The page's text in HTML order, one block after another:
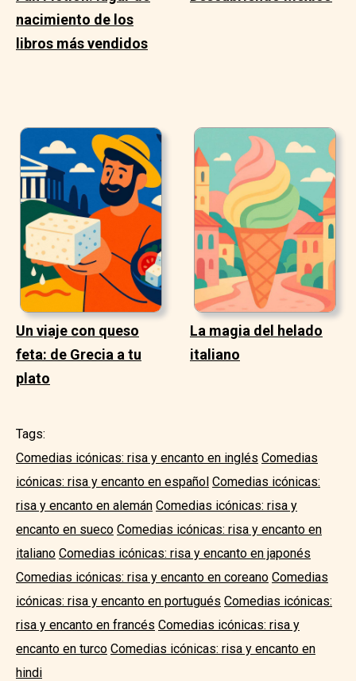
nacimiento de los
libros más vendidos
Un viaje con queso
feta: de Grecia a tu
plato
La magia del helado
italiano
Tags:
Comedias icónicas: risa y encanto en inglés Comedias
icónicas: risa y encanto en español Comedias icónicas:
risa y encanto en alemán Comedias icónicas: risa y
encanto en sueco Comedias icónicas: risa y encanto en
italiano Comedias icónicas: risa y encanto en japonés
Comedias icónicas: risa y encanto en coreano Comedias
icónicas: risa y encanto en portugués Comedias icónicas:
risa y encanto en francés Comedias icónicas: risa y
encanto en turco Comedias icónicas: risa y encanto en
hindi